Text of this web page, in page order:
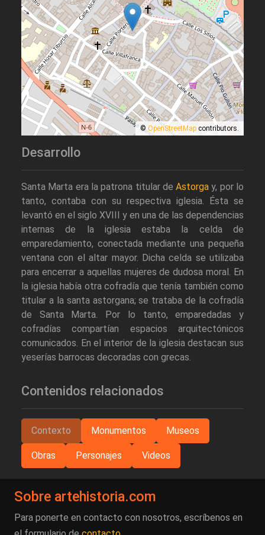
©OpenStreetMap contributors.
Desarrollo
Santa Marta era la patrona titular deAstorga y, por lo
tanto, contaba con su respectiva iglesia. Ésta se
levantó en el siglo XVIII y en una de las dependencias
internas de la iglesia estaba la celda de
emparedamiento, conectada mediante una pequeña
ventana con el altar mayor. Dicha celda se utilizaba
para encerrar a aquellas mujeres de dudosa moral. En
la iglesia había otra cofradía que tenía también como
titular a la santa astorgana; se trataba de la cofradía
de Santa Marta. Por lo tanto, emparedadas y
cofradías compartían espacios arquitectónicos
comunicados. En el interior de la iglesia destacan sus
yeserías barrocas decoradas con grecas.
Contenidos relacionados
Contexto Monumentos Museos
Obras Personajes Videos
Sobre artehistoria.com
Para ponerte en contacto con nosotros, escríbenos en